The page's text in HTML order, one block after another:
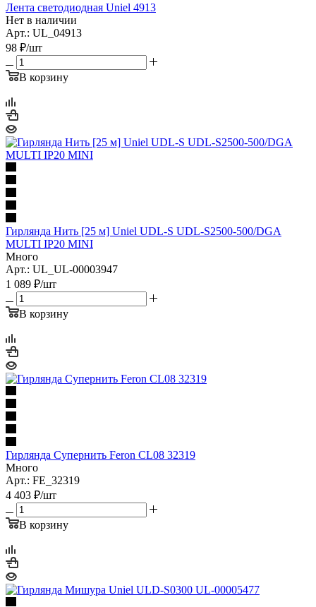
Лента светодиодная Uniel 4913
Нет в наличии
Арт.: UL_04913
98 ₽/шт
В корзину
Гирлянда Нить [25 м] Uniel UDL-S UDL-S2500-500/DGA
MULTI IP20 MINI
Много
Арт.: UL_UL-00003947
1 089 ₽/шт
В корзину
Гирлянда Супернить Feron CL08 32319
Много
Арт.: FE_32319
4 403 ₽/шт
В корзину